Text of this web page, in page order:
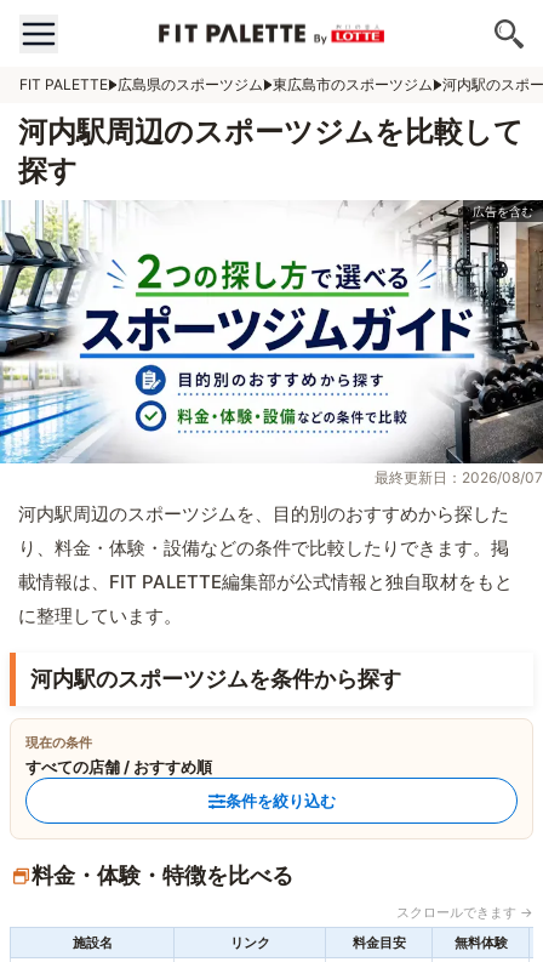
FIT PALETTE 広島県のスポーツジム 東広島市のスポーツジム 河内駅のスポ
河内駅周辺のスポーツジムを比較して
探す
最終更新日：2026/08/07
河内駅周辺のスポーツジムを、目的別のおすすめから探した
り、料金・体験・設備などの条件で比較したりできます。掲
載情報は、FIT PALETTE編集部が公式情報と独自取材をもと
に整理しています。
河内駅のスポーツジムを条件から探す
現在の条件
すべての店舗 / おすすめ順
条件を絞り込む
料金・体験・特徴を比べる
スクロールできます →
施設名
リンク 料金目安 無料体験